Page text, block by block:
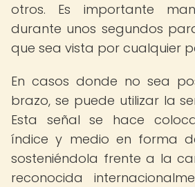
otros. Es importante
durante unos segundos
que sea vista por cualquier
En casos donde no sea
brazo, se puede utilizar la
Esta señal se hace
índice y medio en forma
sosteniéndola frente a la
reconocida